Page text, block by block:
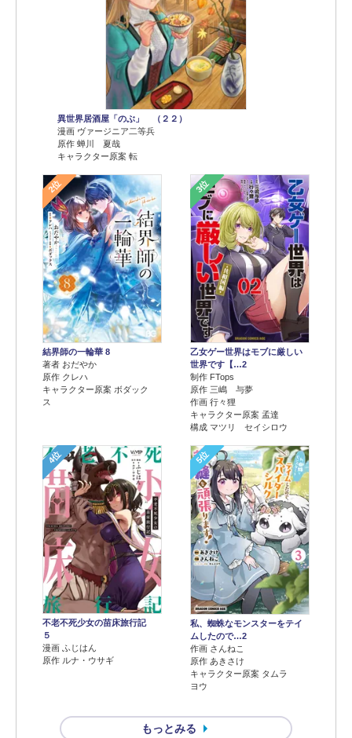
異世界居酒屋「のぶ」 （２２）
漫画 ヴァージニア二等兵
原作 蝉川 夏哉
キャラクター原案 転
2位
結界師の一輪華 8
著者 おだやか
原作 クレハ
キャラクター原案 ボダック
ス
3位
乙女ゲー世界はモブに厳しい
世界です【…2
制作 FTops
原作 三嶋 与夢
作画 行々狸
キャラクター原案 孟達
構成 マツリ セイシロウ
4位
不老不死少女の苗床旅行記
５
漫画 ふじはん
原作 ルナ・ウサギ
5位
私、蜘蛛なモンスターをテイ
ムしたので…2
作画 さんねこ
原作 あきさけ
キャラクター原案 タムラ
ヨウ
もっとみる